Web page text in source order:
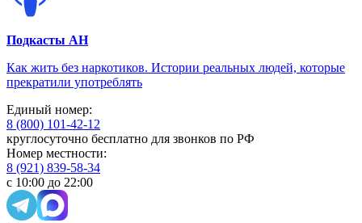
Подкасты АН
Как жить без наркотиков. Истории реальных людей, которые
прекратили употреблять
Единый номер:
8 (800) 101-42-12
круглосуточно бесплатно для звонков по РФ
Номер местности:
8 (921) 839-58-34
с 10:00 до 22:00